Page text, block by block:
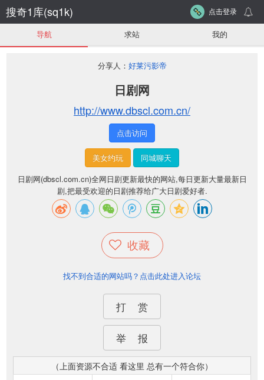
搜奇1库(sq1k) 点击登录
导航 求站 我的
分享人： 好莱污影帝
日剧网
http://www.dbscl.com.cn/
点击访问
美女约玩
同城聊天
日剧网(dbscl.com.cn)全网日剧更新最快的网站,每日更新大量最新日
剧,把最受欢迎的日剧推荐给广大日剧爱好者.
收藏
找不到合适的网站吗？点击此处进入论坛
打 赏
举 报
（上面资源不合适 看这里 总有一个符合你）